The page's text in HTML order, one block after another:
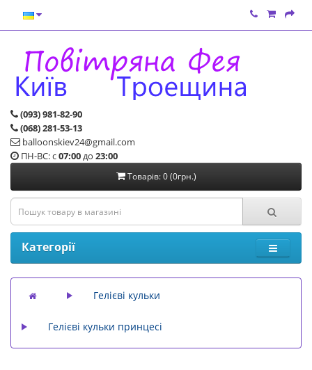
(093) 981-82-90
(068) 281-53-13
balloonskiev24@gmail.com
ПН-ВС: с07:00до 23:00
Товарів: 0 (0грн.)
Категорії
Гелієві кульки
Гелієві кульки принцесі